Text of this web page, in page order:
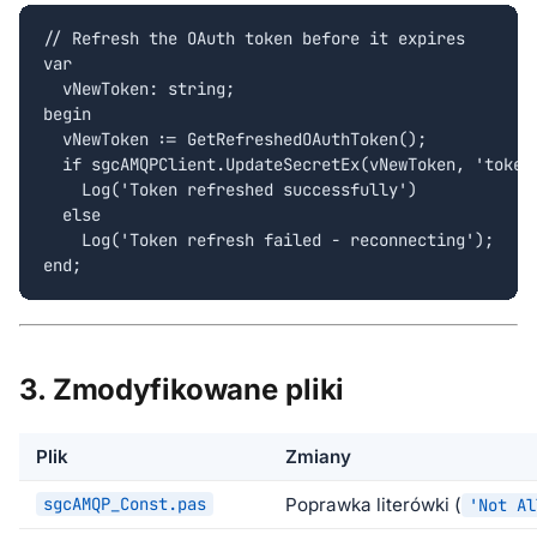
// Refresh the OAuth token before it expires
var
  vNewToken: string;
begin
  vNewToken := GetRefreshedOAuthToken();
if sgcAMQPClient.UpdateSecretEx(vNewToken,
    Log('Token refreshed successfully')
  else
    Log('Token refresh failed - reconnecting');
end;
3. Zmodyfikowane pliki
Plik Zmiany
sgcAMQP_Const.pas Poprawka literówki ( 'Not